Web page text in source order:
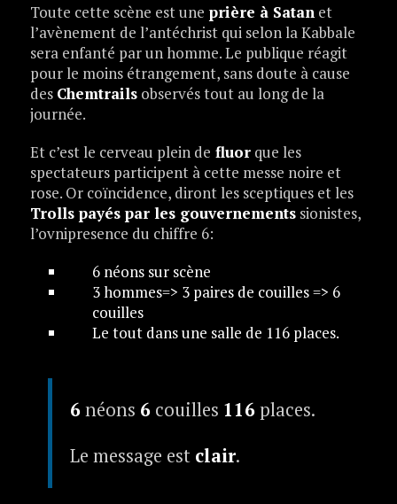
Toute cette scène est une prière à Satanet
l’avènement de l’antéchrist qui selon la Kabbale
sera enfanté par un homme. Le publique réagit
pour le moins étrangement, sans doute à cause
des Chemtrailsobservés tout au long de la
journée.
Et c’est le cerveau plein de fluorque les
spectateurs participent à cette messe noire et
rose. Or coïncidence, diront les sceptiques et les
Trolls payés par les gouvernementssionistes,
l’ovnipresence du chiffre 6:
6 néons sur scène
3 hommes=> 3 paires de couilles => 6
couilles
Le tout dans une salle de 116 places.
6néons 6couilles 116places.
Le message est clair.